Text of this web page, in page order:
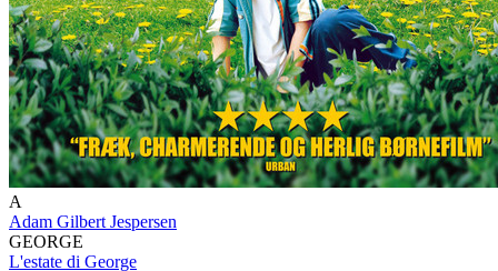
A
Adam Gilbert Jespersen
GEORGE
L'estate di George